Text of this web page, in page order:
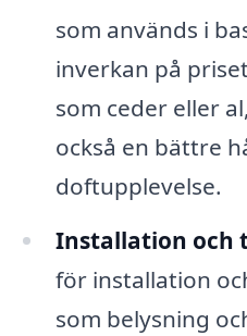
som används i
inverkan på
som ceder eller
också en bättre
doftupplevelse.
Installation och
för installation
som belysning